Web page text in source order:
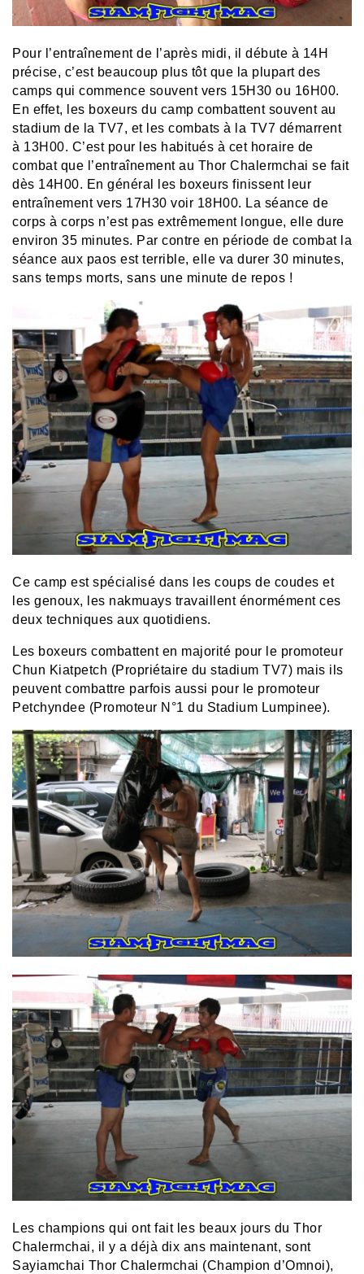
Pour l’entraînement de l’après midi, il débute à 14H
précise, c’est beaucoup plus tôt que la plupart des
camps qui commence souvent vers 15H30 ou 16H00.
En effet, les boxeurs du camp combattent souvent au
stadium de la TV7, et les combats à la TV7 démarrent
à 13H00. C’est pour les habitués à cet horaire de
combat que l’entraînement au Thor Chalermchai se fait
dès 14H00. En général les boxeurs finissent leur
entraînement vers 17H30 voir 18H00. La séance de
corps à corps n’est pas extrêmement longue, elle dure
environ 35 minutes. Par contre en période de combat la
séance aux paos est terrible, elle va durer 30 minutes,
sans temps morts, sans une minute de repos !
Ce camp est spécialisé dans les coups de coudes et
les genoux, les nakmuays travaillent énormément ces
deux techniques aux quotidiens.
Les boxeurs combattent en majorité pour le promoteur
Chun Kiatpetch (Propriétaire du stadium TV7) mais ils
peuvent combattre parfois aussi pour le promoteur
Petchyndee (Promoteur N°1 du Stadium Lumpinee).
Les champions qui ont fait les beaux jours du Thor
Chalermchai, il y a déjà dix ans maintenant, sont
Sayiamchai Thor Chalermchai (Champion d’Omnoi),